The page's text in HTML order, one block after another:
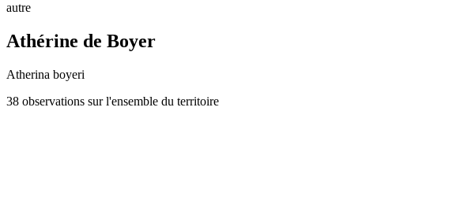
autre
Athérine de Boyer
Atherina boyeri
38 observations sur l'ensemble du territoire